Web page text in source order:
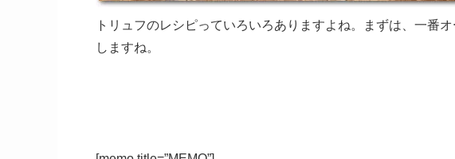
トリュフのレシピっていろいろありますよね。まずは、一番
しますね。